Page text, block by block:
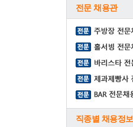
전문 채용관
직종별 채용정보